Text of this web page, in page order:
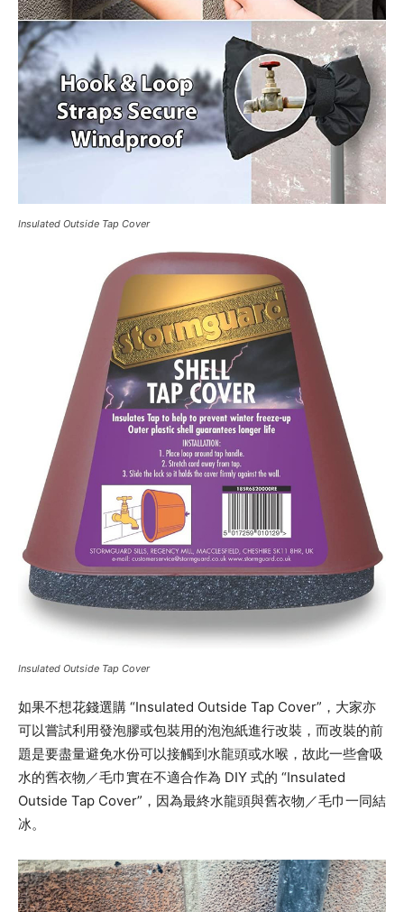
Insulated Outside Tap Cover
Insulated Outside Tap Cover
如果不想花錢選購 “Insulated Outside Tap Cover”，大家亦
可以嘗試利用發泡膠或包裝用的泡泡紙進行改裝，而改裝的前
題是要盡量避免水份可以接觸到水龍頭或水喉，故此一些會吸
水的舊衣物／毛巾實在不適合作為 DIY 式的 “Insulated
Outside Tap Cover”，因為最終水龍頭與舊衣物／毛巾一同結
冰。